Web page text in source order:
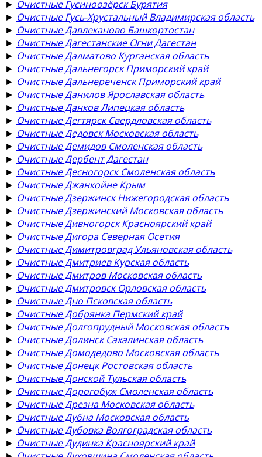
► Очистные Гусиноозёрск Бурятия
► Очистные Гусь-Хрустальный Владимирская область
► Очистные Давлеканово Башкортостан
► Очистные Дагестанские Огни Дагестан
► Очистные Далматово Курганская область
► Очистные Дальнегорск Приморский край
► Очистные Дальнереченск Приморский край
► Очистные Данилов Ярославская область
► Очистные Данков Липецкая область
► Очистные Дегтярск Свердловская область
► Очистные Дедовск Московская область
► Очистные Демидов Смоленская область
► Очистные Дербент Дагестан
► Очистные Десногорск Смоленская область
► Очистные Джанкойне Крым
► Очистные Дзержинск Нижегородская область
► Очистные Дзержинский Московская область
► Очистные Дивногорск Красноярский край
► Очистные Дигора Северная Осетия
► Очистные Димитровград Ульяновская область
► Очистные Дмитриев Курская область
► Очистные Дмитров Московская область
► Очистные Дмитровск Орловская область
► Очистные Дно Псковская область
► Очистные Добрянка Пермский край
► Очистные Долгопрудный Московская область
► Очистные Долинск Сахалинская область
► Очистные Домодедово Московская область
► Очистные Донецк Ростовская область
► Очистные Донской Тульская область
► Очистные Дорогобуж Смоленская область
► Очистные Дрезна Московская область
► Очистные Дубна Московская область
► Очистные Дубовка Волгоградская область
► Очистные Дудинка Красноярский край